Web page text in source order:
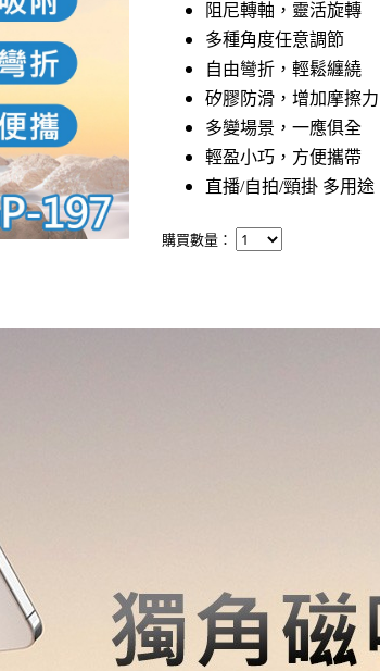
阻尼轉軸，靈活旋轉
多種角度任意調節
自由彎折，輕鬆纏繞
矽膠防滑，增加摩擦力
多變場景，一應俱全
輕盈小巧，方便攜帶
直播/自拍/頸掛 多用途
購買數量：